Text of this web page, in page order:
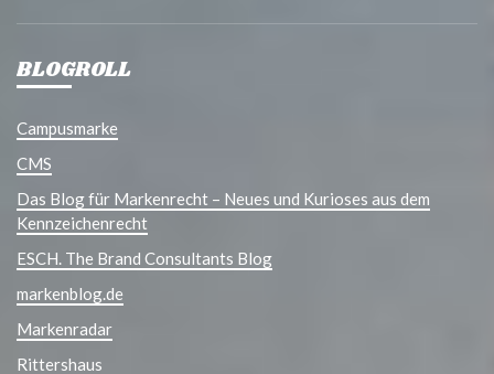
BLOGROLL
Campusmarke
CMS
Das Blog für Markenrecht – Neues und Kurioses aus dem
Kennzeichenrecht
ESCH. The Brand Consultants Blog
markenblog.de
Markenradar
Rittershaus